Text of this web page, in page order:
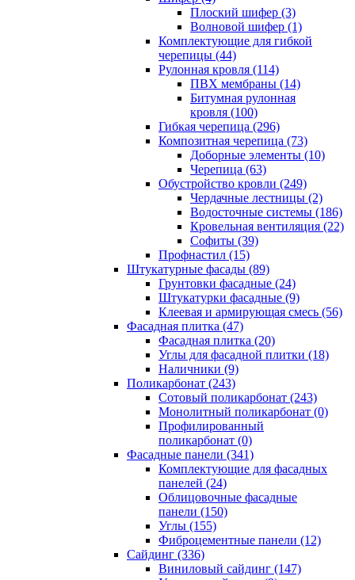
Плоский шифер (3)
Волновой шифер (1)
Комплектующие для гибкой
черепицы (44)
Рулонная кровля (114)
ПВХ мембраны (14)
Битумная рулонная
кровля (100)
Гибкая черепица (296)
Композитная черепица (73)
Доборные элементы (10)
Черепица (63)
Обустройство кровли (249)
Чердачные лестницы (2)
Водосточные системы (186)
Кровельная вентиляция (22)
Cофиты (39)
Профнастил (15)
Штукатурные фасады (89)
Грунтовки фасадные (24)
Штукатурки фасадные (9)
Клеевая и армирующая смесь (56)
Фасадная плитка (47)
Фасадная плитка (20)
Углы для фасадной плитки (18)
Наличники (9)
Поликарбонат (243)
Сотовый поликарбонат (243)
Монолитный поликарбонат (0)
Профилированный
поликарбонат (0)
Фасадные панели (341)
Комплектующие для фасадных
панелей (24)
Облицовочные фасадные
панели (150)
Углы (155)
Фиброцементные панели (12)
Сайдинг (336)
Виниловый сайдинг (147)